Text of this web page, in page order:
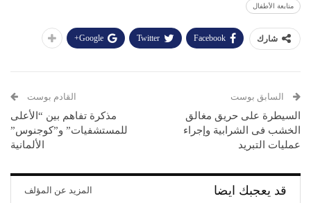
متابعة الأطفال
شارك Facebook
Twitter
Google+
السابق بوست
السيطرة على حريق مغالق
الخشب فى الشرابية وإجراء
عمليات التبريد
القادم بوست
مذكرة تفاهم بين “الأعلى
للمستشفيات” و”كوجنوس”
الألمانية
قد يعجبك ايضا المزيد عن المؤلف